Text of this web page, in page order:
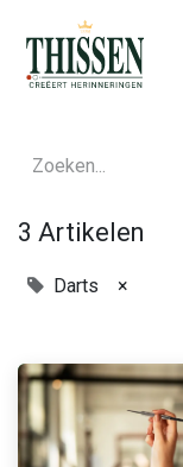
3 Artikelen
Darts ×